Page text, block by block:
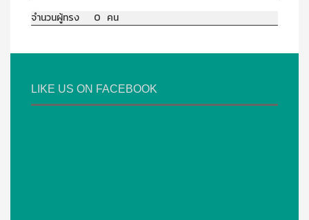
จำนวนผู้ทรง 0 คน
LIKE US ON FACEBOOK